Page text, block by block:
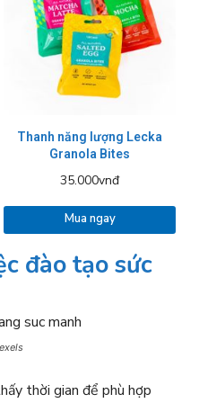
Thanh năng lượng Lecka
Granola Bites
35.000vnđ
Mua ngay
đào tạo sức
thời gian để phù hợp